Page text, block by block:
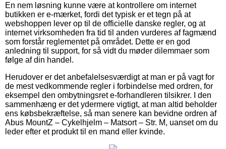
En nem løsning kunne være at kontrollere om internet
butikken er e-mærket, fordi det typisk er et tegn på at
webshoppen lever op til de officielle danske regler, og at
internet virksomheden fra tid til anden vurderes af fagmænd
som forstår reglementet på området. Dette er en god
anledning til support, for så vidt du møder dilemmaer som
følge af din handel.
Herudover er det anbefalelsesværdigt at man er på vagt for
de mest vedkommende regler i forbindelse med ordren, for
eksempel den ombytningsret e-forhandleren tilsikrer. I den
sammenhæng er det ydermere vigtigt, at man altid beholder
ens købsbekræftelse, så man senere kan bevidne ordren af
Abus MountZ – Cykelhjelm – Matsort – Str. M, uanset om du
leder efter et produkt til en mand eller kvinde.